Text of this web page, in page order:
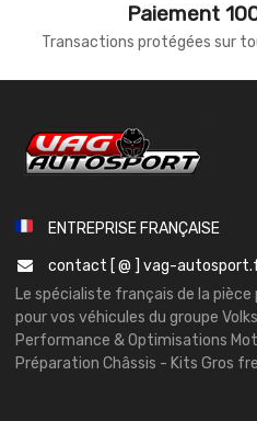
Paiement
Transactions protégées sur
ENTREPRISE FRANÇAISE
contact [ @ ] vag-
Le spécialiste français de la
pour vos véhicules du groupe
Performance & Optimisations
Préparation Châssis - Kits Gros